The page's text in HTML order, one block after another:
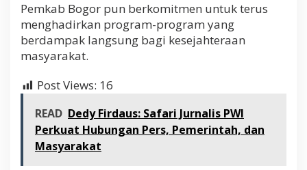
Pemkab Bogor pun berkomitmen untuk terus
menghadirkan program-program yang
berdampak langsung bagi kesejahteraan
masyarakat.
Post Views: 16
READ Dedy Firdaus: Safari Jurnalis PWI
Perkuat Hubungan Pers, Pemerintah, dan
Masyarakat